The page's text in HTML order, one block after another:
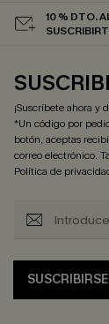
10 % DTO.
¡Suscríbete ahora y
*Un código por
botón, aceptas
correo electrónico.
Política de
SUSCRIBIRSE